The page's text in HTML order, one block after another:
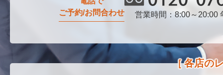
ご予約/お問合わせ
0120-076-750
営業時間：8:00～20:00
各店の